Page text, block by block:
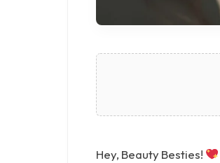
Hey, Beauty Besties!